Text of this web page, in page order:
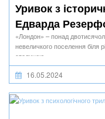
Уривок з
Едварда
«Лондон» – понад
невеличкого поселення біля
столицею.
16.05.2024